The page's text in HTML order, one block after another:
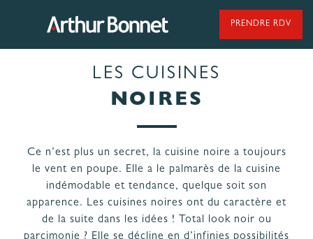
NOS MODÈLES DE CUISINES
NOS CUISINES FABRIQUÉES EN VENDÉE
PRENDRE RDV
LES CUISINES
NOIRES
Ce n’est plus un secret, la cuisine noire a toujours
le vent en poupe. Elle a le palmarès de la cuisine
indémodable et tendance, quelque soit son
apparence. Les cuisines noires ont du caractère et
de la suite dans les idées ! Total look noir ou